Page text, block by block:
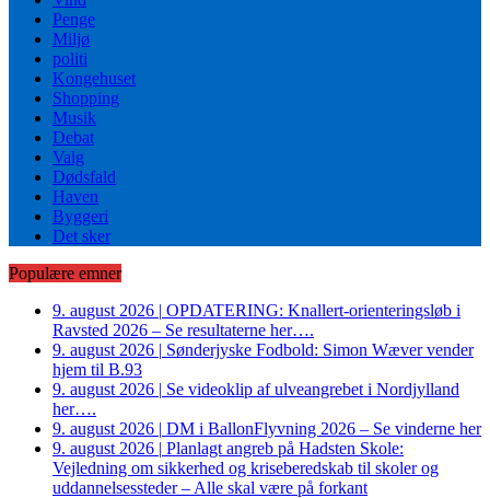
Penge
Miljø
politi
Kongehuset
Shopping
Musik
Debat
Valg
Dødsfald
Haven
Byggeri
Det sker
Populære emner
9. august 2026 | OPDATERING: Knallert-orienteringsløb i
Ravsted 2026 – Se resultaterne her….
9. august 2026 | Sønderjyske Fodbold: Simon Wæver vender
hjem til B.93
9. august 2026 | Se videoklip af ulveangrebet i Nordjylland
her….
9. august 2026 | DM i BallonFlyvning 2026 – Se vinderne her
9. august 2026 | Planlagt angreb på Hadsten Skole:
Vejledning om sikkerhed og kriseberedskab til skoler og
uddannelsessteder – Alle skal være på forkant